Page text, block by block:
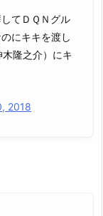
てＤＱＮグル
にキキを渡し
隆之介）にキ
2018